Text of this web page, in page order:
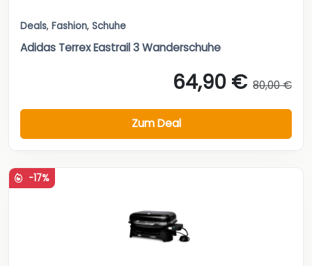
Deals, Fashion, Schuhe
Adidas Terrex Eastrail 3 Wanderschuhe
64,90 € 80,00 €
Zum Deal
-17%